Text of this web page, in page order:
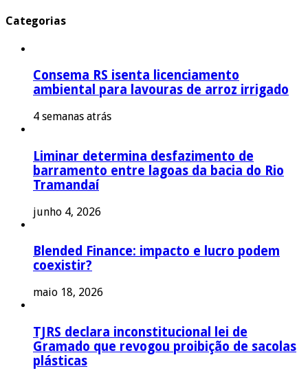
Categorias
Consema RS isenta licenciamento
ambiental para lavouras de arroz irrigado
4 semanas atrás
Liminar determina desfazimento de
barramento entre lagoas da bacia do Rio
Tramandaí
junho 4, 2026
Blended Finance: impacto e lucro podem
coexistir?
maio 18, 2026
TJRS declara inconstitucional lei de
Gramado que revogou proibição de sacolas
plásticas